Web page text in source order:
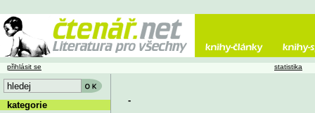
-
přihlásit se statistika
kategorie